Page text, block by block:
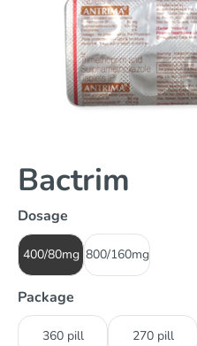
Bactrim
Dosage
400/80mg 800/160mg
Package
360 pill 270 pill